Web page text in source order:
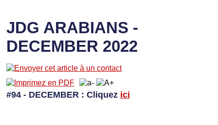
JDG ARABIANS -
DECEMBER 2022
#94 - DECEMBER: Cliquez ici